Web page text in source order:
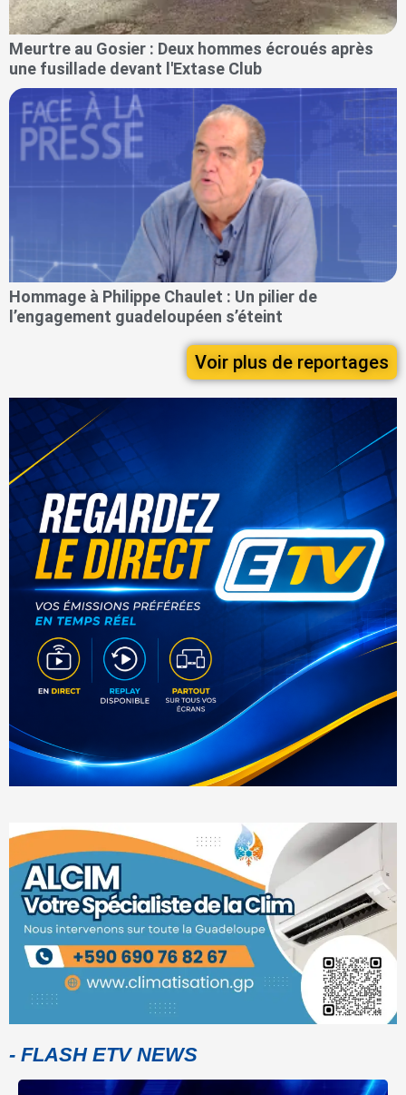
Meurtre au Gosier : Deux hommes écroués après
une fusillade devant l'Extase Club
Hommage à Philippe Chaulet : Un pilier de
l’engagement guadeloupéen s’éteint
Voir plus de reportages
- FLASH ETV NEWS